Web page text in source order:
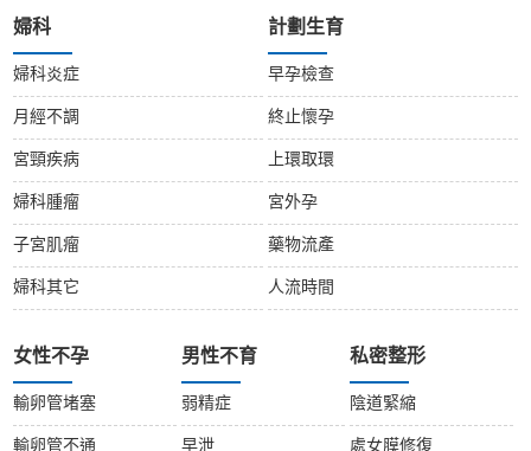
婦科
婦科炎症
月經不調
宮頸疾病
婦科腫瘤
子宮肌瘤
婦科其它
計劃生育
早孕檢查
終止懷孕
上環取環
宮外孕
藥物流產
人流時間
女性不孕
輸卵管堵塞
輸卵管不通
男性不育
弱精症
早泄
私密整形
陰道緊縮
處女膜修復